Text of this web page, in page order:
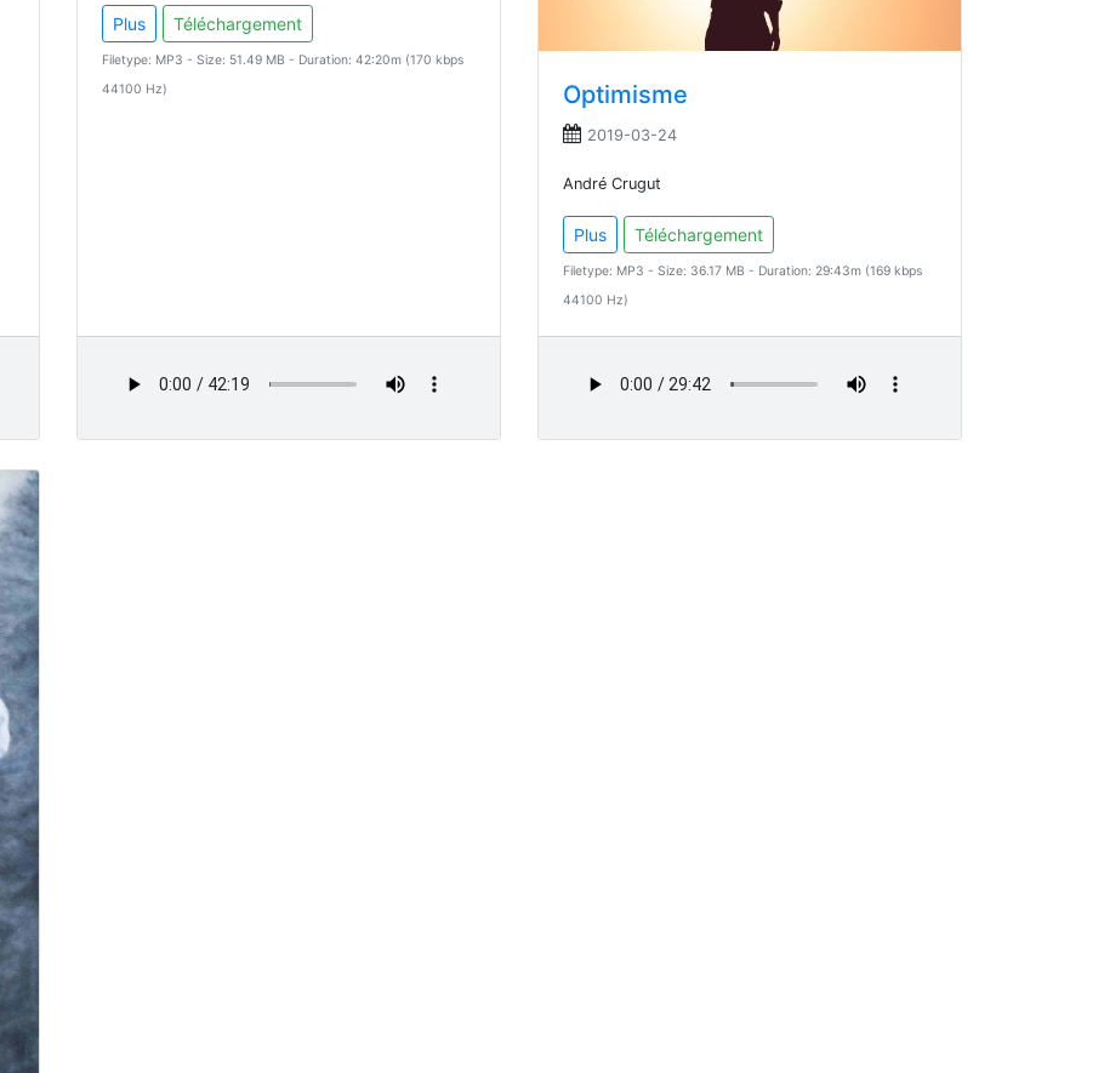
Plus Téléchargement
Filetype: MP3 - Size: 51.49 MB - Duration: 42:20m (170 kbps
44100 Hz)
Optimisme
2019-03-24
André Crugut
Plus Téléchargement
Filetype: MP3 - Size: 36.17 MB - Duration: 29:43m (169 kbps
44100 Hz)